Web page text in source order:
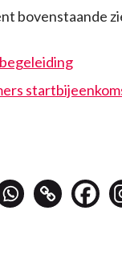
bovenstaande